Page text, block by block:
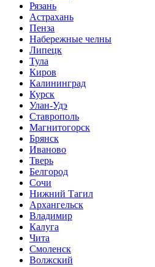
Рязань
Астрахань
Пенза
Набережные челны
Липецк
Тула
Киров
Калининград
Курск
Улан-Удэ
Ставрополь
Магнитогорск
Брянск
Иваново
Тверь
Белгород
Сочи
Нижний Тагил
Архангельск
Владимир
Калуга
Чита
Смоленск
Волжский